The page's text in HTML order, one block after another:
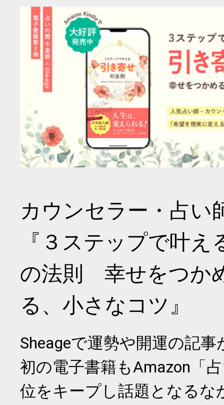
カウンセラー・占い
『３ステップで叶
の法則 幸せをつか
る、小さなコツ』
Sheageで運勢や開運の記
初の電子書籍もAmazon「
位をキープし話題となるな